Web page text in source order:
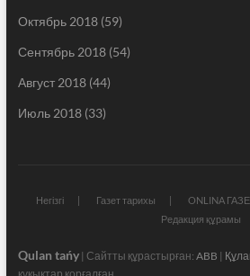
Октябрь 2018(59)
Сентябрь 2018(54)
Август 2018(44)
Июль 2018(33)
Негізгі Газет тарихы ONLINA
Редакция құрамы
Qulan tańy| Сайтты құрастырған: ABB |